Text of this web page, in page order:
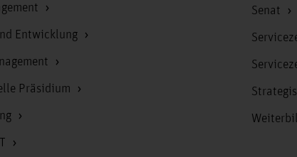
Entwicklung
Präsidium
Senat